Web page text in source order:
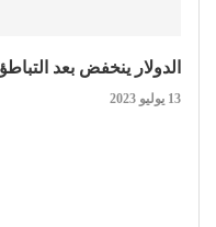
الدولار ينخفض بعد
13 يوليو 2023